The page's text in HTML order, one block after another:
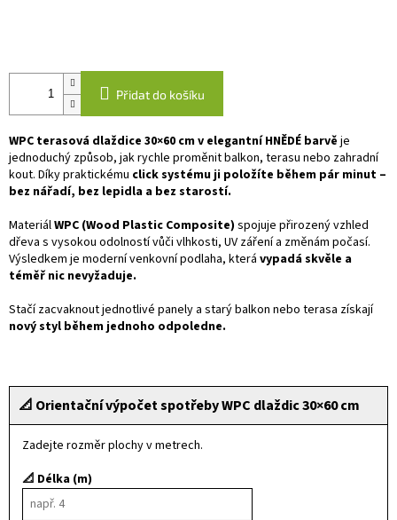
Přidat do košíku
WPC terasová dlaždice 30×60 cm v elegantní HNĚDÉ barvě je
jednoduchý způsob, jak rychle proměnit balkon, terasu nebo zahradní
kout. Díky praktickému click systému ji položíte během pár minut –
bez nářadí, bez lepidla a bez starostí.
MateriálWPC (Wood Plastic Composite) spojuje přirozený vzhled
dřeva s vysokou odolností vůči vlhkosti, UV záření a změnám počasí.
Výsledkem je moderní venkovní podlaha, která vypadá skvěle a
téměř nic nevyžaduje.
Stačí zacvaknout jednotlivé panely a starý balkon nebo terasa získají
nový styl během jednoho odpoledne.
📐 Orientační výpočet spotřeby WPC dlaždic 30×60 cm
Zadejte rozměr plochy v metrech.
📐 Délka (m)